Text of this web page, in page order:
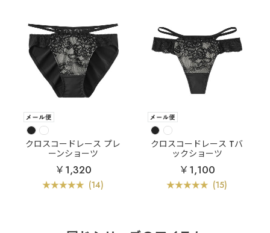
クロスコードレース プレ
ーンショーツ
￥1,320
(14)
クロスコードレース Tバ
ックショーツ
￥1,100
(15)